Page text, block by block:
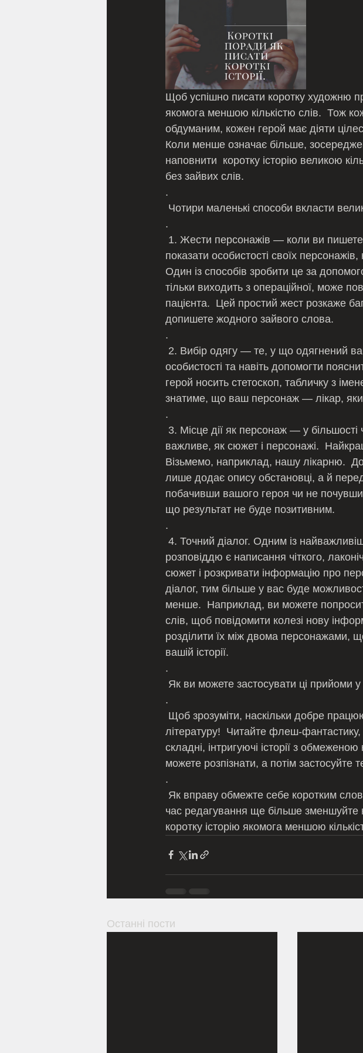
Щоб успішно писати коротку художню
якомога меншою кількістю слів.  Тож
обдуманим, кожен герой має діяти
Коли менше означає більше,
наповнити  коротку історію великою
без зайвих слів.
.
Чотири маленькі способи вкласти
.
показати особистості своїх
Один із способів зробити це за
тільки виходить з операційної, може
пацієнта.  Цей простий жест розкаже
допишете жодного зайвого слова.
.
особистості та навіть допомогти
герой носить стетоскоп, табличку з
знатиме, що ваш персонаж — лікар,
.
важливе, як сюжет і персонажі.
Візьмемо, наприклад, нашу лікарню.
лише додає опису обстановці, а й
побачивши вашого героя чи не почувши
що результат не буде позитивним.
.
розповіддю є написання чіткого,
сюжет і розкривати інформацію про
діалог, тим більше у вас буде
менше.  Наприклад, ви можете
слів, щоб повідомити колезі нову
розділити їх між двома персонажами,
вашій історії.
.
Як ви можете застосувати ці прийоми у
.
літературу!  Читайте флеш-
складні, інтригуючі історії з обмеженою
можете розпізнати, а потім
.
час редагування ще більше зменшуйте
коротку історію якомога меншою
Останні пости